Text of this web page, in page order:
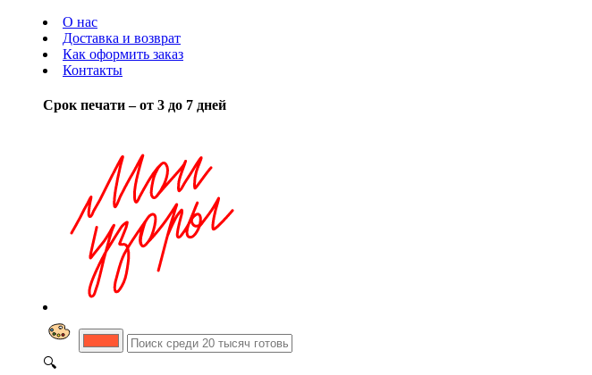
О нас
Доставка и возврат
Как оформить заказ
Контакты
Срок печати – от 3 до 7 дней
🔍